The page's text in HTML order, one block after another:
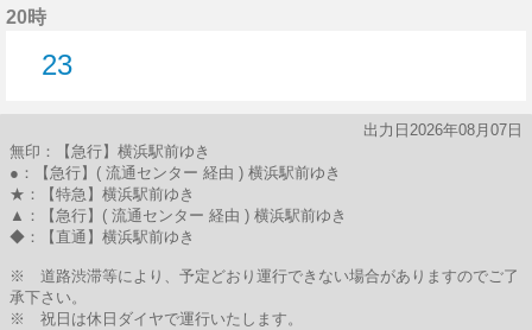
20時
23
出力日2026年08月07日
無印：【急行】横浜駅前ゆき
●：【急行】( 流通センター 経由 ) 横浜駅前ゆき
★：【特急】横浜駅前ゆき
▲：【急行】( 流通センター 経由 ) 横浜駅前ゆき
◆：【直通】横浜駅前ゆき
※ 道路渋滞等により、予定どおり運行できない場合がありますのでご了
承下さい。
※ 祝日は休日ダイヤで運行いたします。